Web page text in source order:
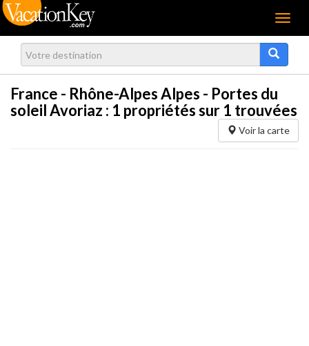
Menu
France - Rhône-Alpes Alpes - Portes du
soleil Avoriaz : 1 propriétés sur 1 trouvées
Voir la carte